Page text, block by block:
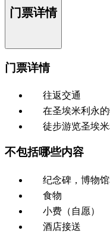
门票详情
门票详情
往返交通
在圣埃米利永
徒步游览圣埃
不包括哪些内容
纪念碑，博物
食物
小费（自愿）
酒店接送